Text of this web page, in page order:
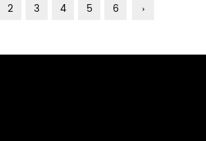
2 3 4 5 6 ›